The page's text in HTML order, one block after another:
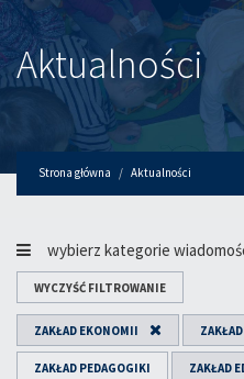
Aktualności
Strona główna Aktualności
wybierz kategorie
WYCZYŚĆ FILTROWANIE
ZAKŁAD EKONOMII
ZAKŁAD PEDAGOGIKI ZAKŁAD